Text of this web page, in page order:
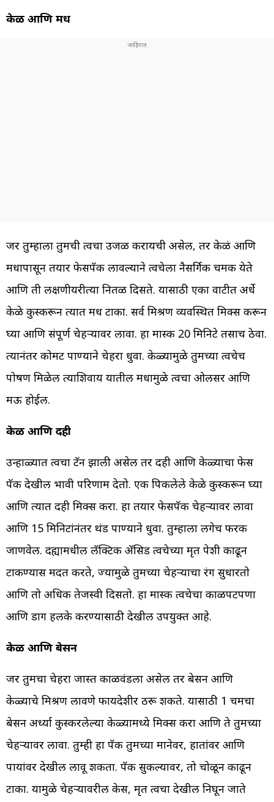
केळी आणि मध
जर तुम्हाला तुमची त्वचा उजळ करायची असेल, तर केळं आणि
मधापासून तयार फेसपॅक लावल्याने त्वचेला नैसर्गिक चमक येते
आणि ती लक्षणीयरीत्या नितळ दिसते. यासाठी एका वाटीत अर्धे
केळे कुस्करून त्यात मध टाका. सर्व मिश्रण व्यवस्थित मिक्स करून
घ्या आणि संपूर्ण चेहऱ्यावर लावा. हा मास्क 20 मिनिटे तसाच ठेवा.
त्यानंतर कोमट पाण्याने चेहरा धुवा. केळ्यामुळे तुमच्या त्वचेच‍
पोषण मिळेल त्याशिवाय यातील मधामुळे त्वचा ओलसर आणि
मऊ होईल.
केळी आणि दही
उन्हाळ्यात त्वचा टॅन झाली असेल तर दही आणि केळ्याचा फेस
पॅक देखील प्रभावी परिणाम देतो. एक पिकलेले केळे कुस्करून घ्या
आणि त्यात दही मिक्स करा. हा तयार फेसपॅक चेहऱ्यावर लावा
आणि 15 मिनिटांनंतर थंड पाण्याने धुवा. तुम्हाला लगेच फरक
जाणवेल. दह्यामधील लॅक्टिक ॲसिड त्वचेच्या मृत पेशी काढून
टाकण्यास मदत करते, ज्यामुळे तुमच्या चेहऱ्याचा रंग सुधारतो
आणि तो अधिक तेजस्वी दिसतो. हा मास्क त्वचेचा काळपटपणा
आणि डाग हलके करण्यासाठी देखील उपयुक्त आहे.
केळी आणि बेसन
जर तुमचा चेहरा जास्त काळवंडला असेल तर बेसन आणि
केळ्याचे मिश्रण लावणे फायदेशीर ठरू शकते. यासाठी 1 चमचा
बेसन अर्ध्या कुस्करलेल्या केळ्यामध्ये मिक्स करा आणि ते तुमच्या
चेहऱ्यावर लावा. तुम्ही हा पॅक तुमच्या मानेवर, हातांवर आणि
पायांवर देखील लावू शकता. पॅक सुकल्यावर, तो चोळून काढून
टाका. यामुळे चेहऱ्यावरील केस, मृत त्वचा देखील निघून जाते